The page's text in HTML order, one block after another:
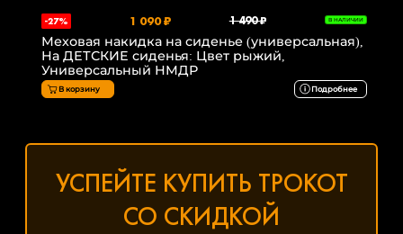
-27% 1 090 ₽ 1 490 ₽ В НАЛИЧИИ
Меховая накидка на сиденье (универсальная),
На ДЕТСКИЕ сиденья: Цвет рыжий,
Универсальный НМДР
В корзину Подробнее
УСПЕЙТЕ КУПИТЬ ТРОКОТ
СО СКИДКОЙ